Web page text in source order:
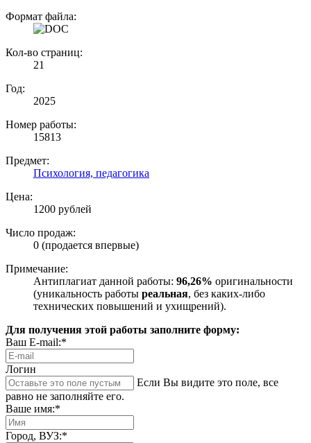
Формат файла:
Кол-во страниц:
21
Год:
2025
Номер работы:
15813
Предмет:
Психология, педагогика
Цена:
1200 рублей
Число продаж:
0 (продается впервые)
Примечание:
Антиплагиат данной работы: 96,26% оригинальности
(уникальность работы реальная, без каких-либо
технических повышений и ухищрений).
Для получения этой работы заполните форму:
Ваш E-mail:*
Логин
Если Вы видите это поле, все
равно не заполняйте его.
Ваше имя:*
Город, ВУЗ:*